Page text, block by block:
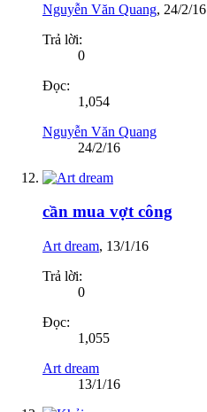
Nguyễn Văn Quang, 24/2/16
Trả lời:
0
Đọc:
1,054
Nguyễn Văn Quang
24/2/16
cần mua vợt công
Art dream, 13/1/16
Trả lời:
0
Đọc:
1,055
Art dream
13/1/16